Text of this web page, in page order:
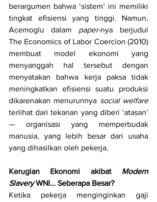
berargumen bahwa ‘sistem’ ini memiliki
tingkat efisiensi yang tinggi. Namun,
Acemoglu dalam paper-nya berjudul
The Economics of Labor Coercion (2010)
membuat model ekonomi yang
menyanggah hal tersebut dengan
menyatakan bahwa kerja paksa tidak
meningkatkan efisiensi suatu produksi
dikarenakan menurunnya
social welfare
— organisasi yang memperbudak
manusia, yang lebih besar dari usaha
yang dihasilkan oleh pekerja.
Kerugian Ekonomi akibat Modern
Slavery WNI… Seberapa Besar?
Ketika pekerja menginginkan gaji